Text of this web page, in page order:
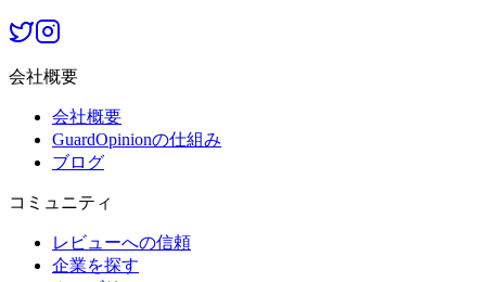
会社概要
会社概要
GuardOpinionの仕組み
ブログ
コミュニティ
レビューへの信頼
企業を探す